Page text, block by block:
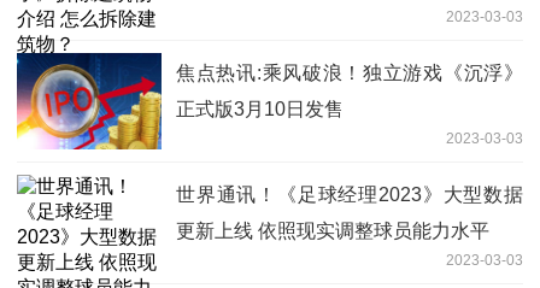
2023-03-03
焦点热讯:乘风破浪！独立游戏《沉浮》
正式版3月10日发售
2023-03-03
世界通讯！《足球经理2023》大型数据
更新上线 依照现实调整球员能力水平
2023-03-03